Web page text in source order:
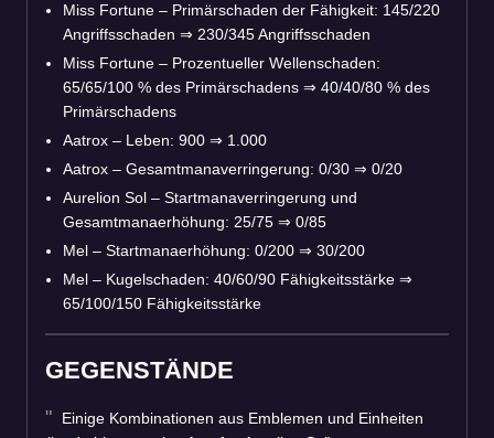
Miss Fortune – Primärschaden der Fähigkeit: 145/220
Angriffsschaden ⇒ 230/345 Angriffsschaden
Miss Fortune – Prozentueller Wellenschaden:
65/65/100 % des Primärschadens ⇒ 40/40/80 % des
Primärschadens
Aatrox – Leben: 900 ⇒ 1.000
Aatrox – Gesamtmanaverringerung: 0/30 ⇒ 0/20
Aurelion Sol – Startmanaverringerung und
Gesamtmanaerhöhung: 25/75 ⇒ 0/85
Mel – Startmanaerhöhung: 0/200 ⇒ 30/200
Mel – Kugelschaden: 40/60/90 Fähigkeitsstärke ⇒
65/100/150 Fähigkeitsstärke
GEGENSTÄNDE
Einige Kombinationen aus Emblemen und Einheiten